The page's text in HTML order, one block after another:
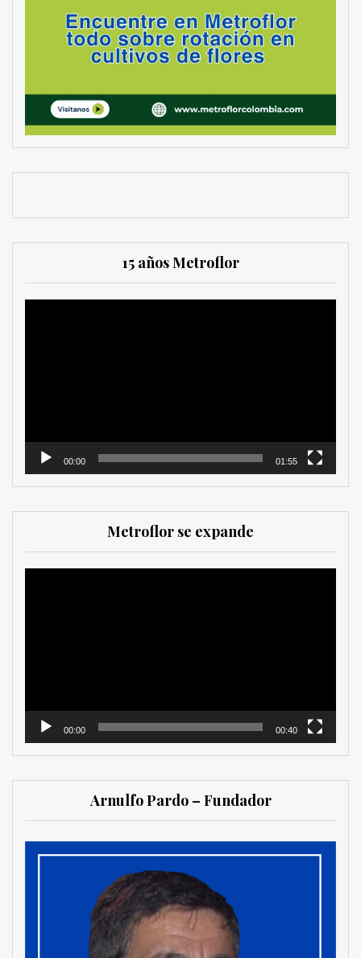
15 años Metroflor
00:00 01:55
Metroflor se expande
00:00 00:40
Arnulfo Pardo – Fundador